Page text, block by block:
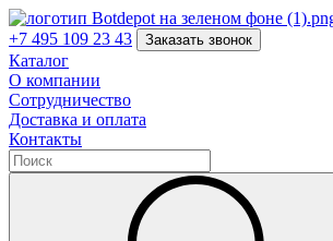
+7 495 109 23 43 Заказать звонок
Каталог
О компании
Сотрудничество
Доставка и оплата
Контакты